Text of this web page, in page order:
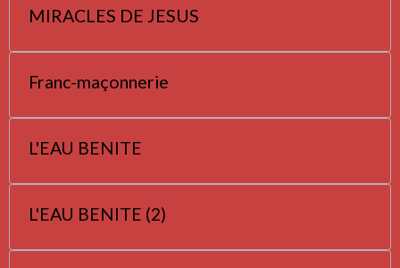
MIRACLES DE JESUS
Franc-maçonnerie
L'EAU BENITE
L'EAU BENITE (2)